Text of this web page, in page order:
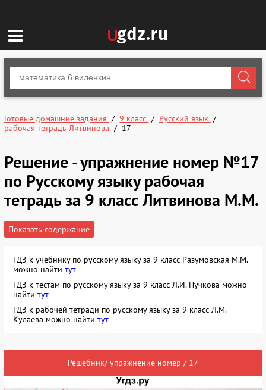
Готовые домашние задания 9 класс
Русский язык
рабочая тетрадь Литвинова
17
Решение - упражнение номер №17
по Русскому языку рабочая
тетрадь за 9 класс Литвинова М.М.
Показать содержание
ГДЗ к учебнику по русскому языку за 9 класс Разумовская М.М.
можно найти тут
ГДЗ к тестам по русскому языку за 9 класс Л.И. Пучкова можно
найти тут
ГДЗ к рабочей тетради по русскому языку за 9 класс Л.М.
Кулаева можно найти тут
Решебник/ упражнение номер / 17